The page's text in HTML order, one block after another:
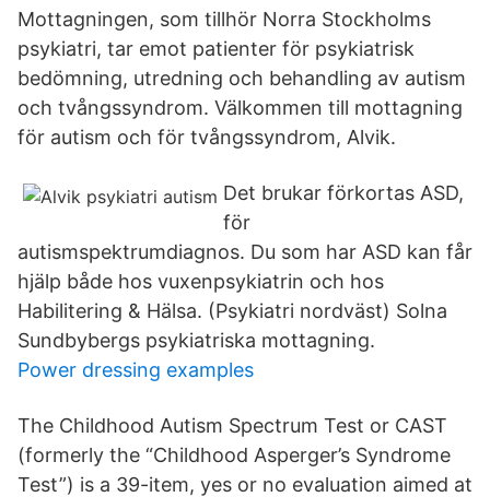
Mottagningen, som tillhör Norra Stockholms
psykiatri, tar emot patienter för psykiatrisk
bedömning, utredning och behandling av autism
och tvångssyndrom. Välkommen till mottagning
för autism och för tvångssyndrom, Alvik.
Det brukar förkortas ASD,
för
autismspektrumdiagnos. Du som har ASD kan får
hjälp både hos vuxenpsykiatrin och hos
Habilitering & Hälsa. (Psykiatri nordväst) Solna
Sundbybergs psykiatriska mottagning.
Power dressing examples
The Childhood Autism Spectrum Test or CAST
(formerly the “Childhood Asperger’s Syndrome
Test”) is a 39-item, yes or no evaluation aimed at